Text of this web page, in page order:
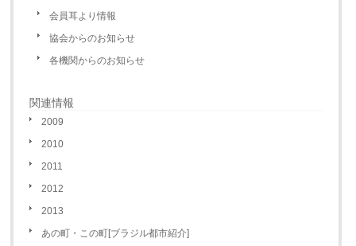
会員耳より情報
協会からのお知らせ
各機関からのお知らせ
関連情報
2009
2010
2011
2012
2013
あの町・この町[ブラジル都市紹介]